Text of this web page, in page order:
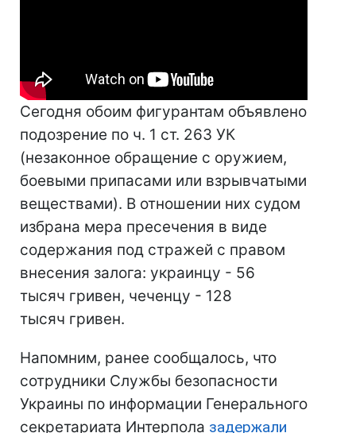
Сегодня обоим фигурантам объявлено
подозрение по ч. 1 ст. 263 УК
(незаконное обращение с оружием,
боевыми припасами или взрывчатыми
веществами). В отношении них судом
избрана мера пресечения в виде
содержания под стражей с правом
внесения залога: украинцу - 56
тысяч гривен, чеченцу - 128
тысяч гривен.
Напомним, ранее сообщалось, что
сотрудники Службы безопасности
Украины по информации Генерального
секретариата Интерпола задержали